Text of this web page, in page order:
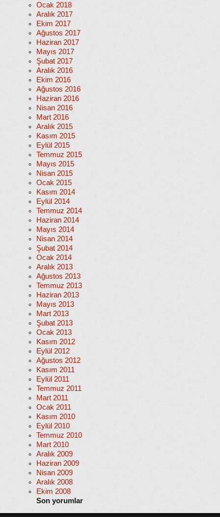
Ocak 2018
Aralık 2017
Ekim 2017
Ağustos 2017
Haziran 2017
Mayıs 2017
Şubat 2017
Aralık 2016
Ekim 2016
Ağustos 2016
Haziran 2016
Nisan 2016
Mart 2016
Aralık 2015
Kasım 2015
Eylül 2015
Temmuz 2015
Mayıs 2015
Nisan 2015
Ocak 2015
Kasım 2014
Eylül 2014
Temmuz 2014
Haziran 2014
Mayıs 2014
Nisan 2014
Şubat 2014
Ocak 2014
Aralık 2013
Ağustos 2013
Temmuz 2013
Haziran 2013
Mayıs 2013
Mart 2013
Şubat 2013
Ocak 2013
Kasım 2012
Eylül 2012
Ağustos 2012
Kasım 2011
Eylül 2011
Temmuz 2011
Mart 2011
Ocak 2011
Kasım 2010
Eylül 2010
Temmuz 2010
Mart 2010
Aralık 2009
Haziran 2009
Nisan 2009
Aralık 2008
Ekim 2008
Son yorumlar